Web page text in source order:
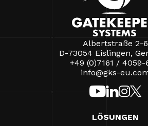
Albertstraße 2-6
D-73054 Eislingen,
+49 (0)7161 / 4059-
info@gks-
LÖSUNGEN